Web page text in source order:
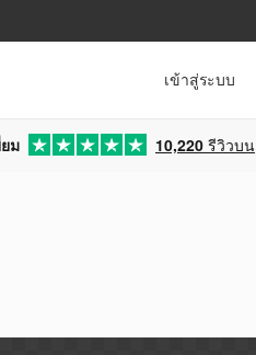
เข้าสู่ระบบ
ม 10,220 รีวิวบน